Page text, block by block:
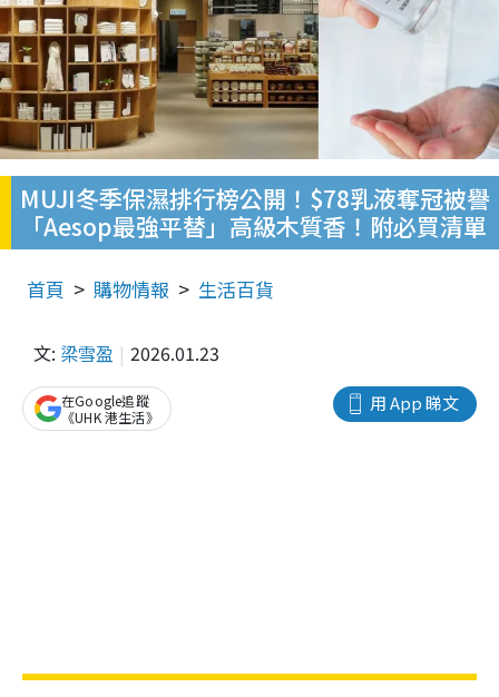
MUJI冬季保濕排行榜公開！$78乳液奪冠被譽
「Aesop最強平替」高級木質香！附必買清單
首頁 購物情報 生活百貨
文: 梁雪盈 2026.01.23
用 App 睇文
在Google追蹤
《UHK 港生活》